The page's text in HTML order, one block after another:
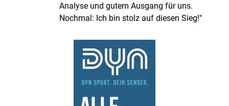
Analyse und gutem Ausgang für uns.
Nochmal: Ich bin stolz auf diesen Sieg!"